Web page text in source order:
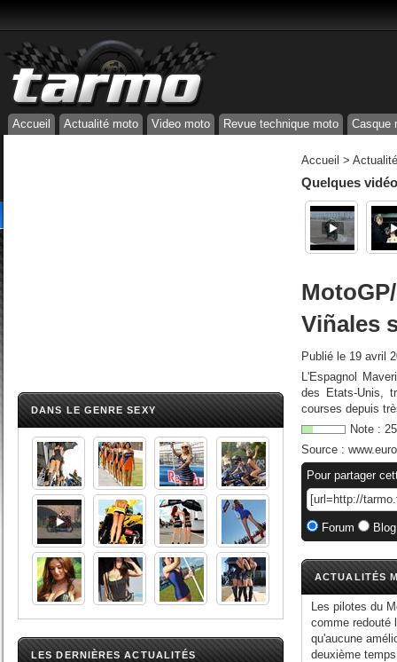
Accueil Actualité moto Video moto Revue technique moto Casque
DANS LE GENRE SEXY
LES DERNIÈRES ACTUALITÉS
Accueil >
Quelques
Viñales
Publié le 19 avril
L'Espagnol
des Etats-Unis,
courses depuis
Note : 25
Source :
Pour partager
Forum
ACTUALITÉS
Les pilotes du
comme redouté
qu'aucune
deuxième